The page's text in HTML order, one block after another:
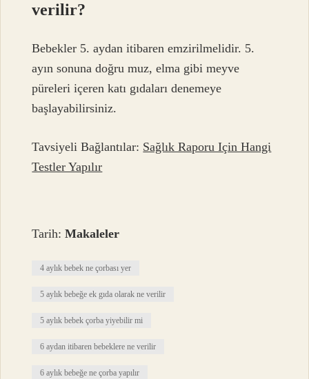
verilir?
Bebekler 5. aydan itibaren emzirilmelidir. 5.
ayın sonuna doğru muz, elma gibi meyve
püreleri içeren katı gıdaları denemeye
başlayabilirsiniz.
Tavsiyeli Bağlantılar: Sağlık Raporu Için Hangi
Testler Yapılır
Tarih:Makaleler
4 aylık bebek ne çorbası yer
5 aylık bebeğe ek gıda olarak ne verilir
5 aylık bebek çorba yiyebilir mi
6 aydan itibaren bebeklere ne verilir
6 aylık bebeğe ne çorba yapılır